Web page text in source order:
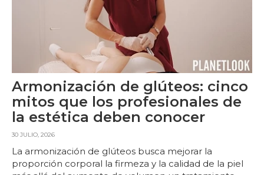
Armonización de glúteos: cinco
mitos que los profesionales de
la estética deben conocer
30 JULIO, 2026
La armonización de glúteos busca mejorar la
proporción corporal la firmeza y la calidad de la piel